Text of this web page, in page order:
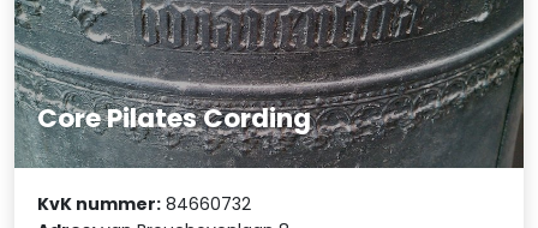
Core Pilates Cording
KvK nummer: 84660732